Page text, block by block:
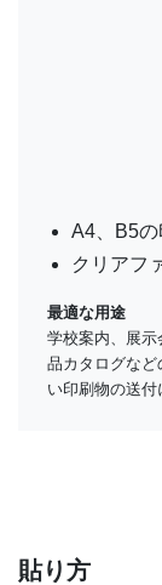
A4、B5の
クリアフ
最適な用途
学校案内、展
品カタログな
い印刷物の送付
貼り方